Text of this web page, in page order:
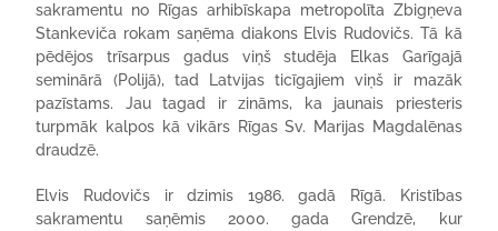
sakramentu no Rīgas arhibīskapa metropolīta Zbigņeva
Stankeviča rokam saņēma diakons Elvis Rudovičs. Tā kā
pēdējos trīsarpus gadus viņš studēja Elkas Garīgajā
seminārā (Polijā), tad Latvijas ticīgajiem viņš ir mazāk
pazīstams. Jau tagad ir zināms, ka jaunais priesteris
turpmāk kalpos kā vikārs Rīgas Sv. Marijas Magdalēnas
draudzē.
Elvis Rudovičs ir dzimis 1986. gadā Rīgā. Kristības
sakramentu saņēmis 2000. gada Grendzē, kur